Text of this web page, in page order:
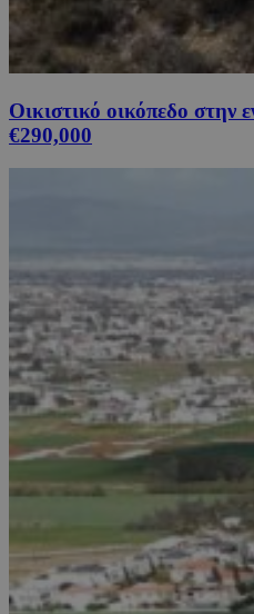
Οικιστικό οικόπεδο στην
€290,000